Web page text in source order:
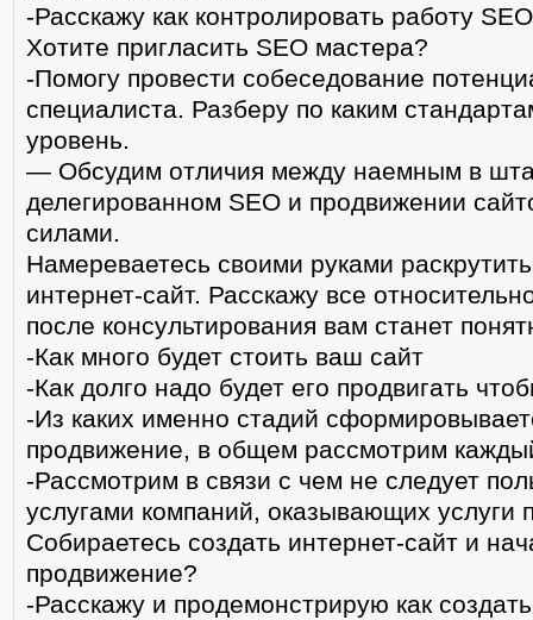
-Расскажу как контролировать работу
Хотите пригласить SEO мастера?
-Помогу провести собеседование
специалиста. Разберу по каким
уровень.
— Обсудим отличия между наемным в
делегированном SEO и продвижении
силами.
Намереваетесь своими руками
интернет-сайт. Расскажу все
после консультирования вам станет
-Как много будет стоить ваш сайт
-Как долго надо будет его продвигать
-Из каких именно стадий
продвижение, в общем рассмотрим
-Рассмотрим в связи с чем не следует
услугами компаний, оказывающих услуги
Собираетесь создать интернет-сайт и
продвижение?
-Расскажу и продемонстрирую как